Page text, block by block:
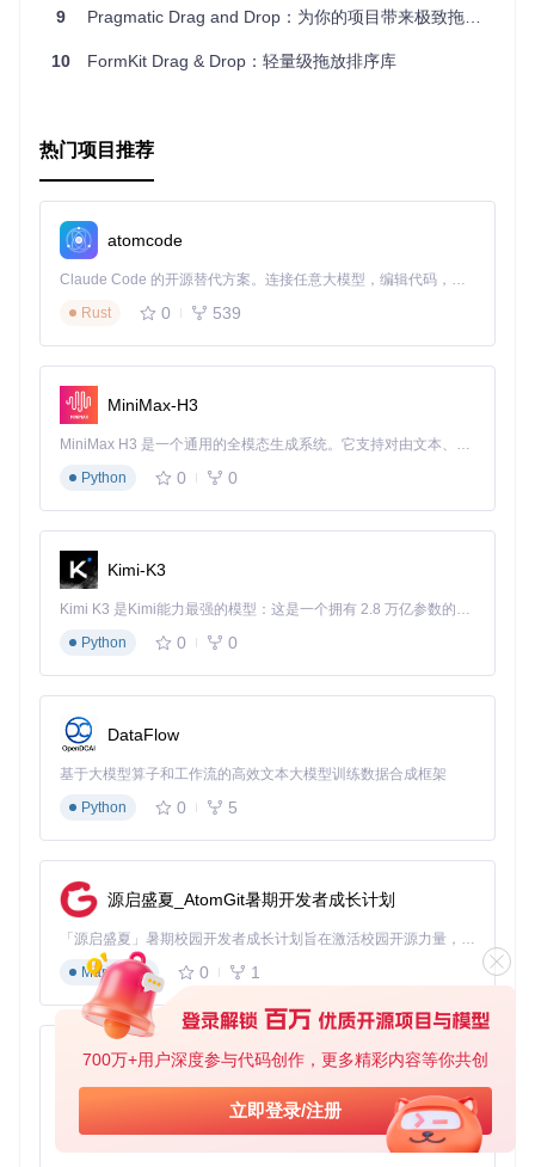
700万+用户深度参与代码创作，更多精彩内容等你共创
立即登录/注册
# 安装 vue-drag-and-drop-list
# 或者
查看项目GitHub仓库
9 Pragmatic Drag and Drop：为你的项目带来极致拖放体验
10 FormKit Drag & Drop：轻量级拖放排序库
热门项目推荐
atomcode
Claude Code 的开源替代方案。连接任意大模型，编辑代码，运行命令，自动验证 — 全自动执行。用 Rust 构建，极致性能。 ｜ An open-source alternative to Claude Code. Connect any LLM, edit code, run commands, and verify changes — autonomously. Built in Rust for speed. Get Started
Rust
0 539
MiniMax-H3
MiniMax H3 是一个通用的全模态生成系统。它支持对由文本、图像、视频和音频组成的多模态上下文进行统一理解，并能生成分辨率高达 2K、时长可达 15 秒的带原生立体声音频的视频。得益于面向任务泛化的系统设计，H3 在预训练阶段就已具备广泛的多模态上下文理解与生成能力，能够出色地执行复杂的多模态指令。
Python
0 0
Kimi-K3
Kimi K3 是Kimi能力最强的模型：这是一个拥有 2.8 万亿参数的混合专家（MoE）模型，具备原生视觉理解能力，并支持 100 万 token 的上下文窗口。
Python
0 0
DataFlow
基于大模型算子和工作流的高效文本大模型训练数据合成框架
Python
0 5
源启盛夏_AtomGit暑期开发者成长计划
「源启盛夏」暑期校园开发者成长计划旨在激活校园开源力量，通过积分激励、认证扶持、资源倾斜等形式，引导高校组织和开发者完成「入驻 — 建项目 — 做贡献 — 获认证 — 得资源」的完整闭环。无论你是想带领社团入驻平台的组织者，还是希望用代码贡献证明自己的开发者，都能在这里找到属于你的成长路径。
Markdown
0 1
py-xiaozhi
基于Python的Xiaozhi AI，适用于想要完整Xiaozhi体验而无需拥有专用硬件的用户。
Python
0 1